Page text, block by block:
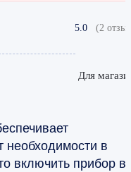
5.0 (2
Для
необходимости в
включить прибор в